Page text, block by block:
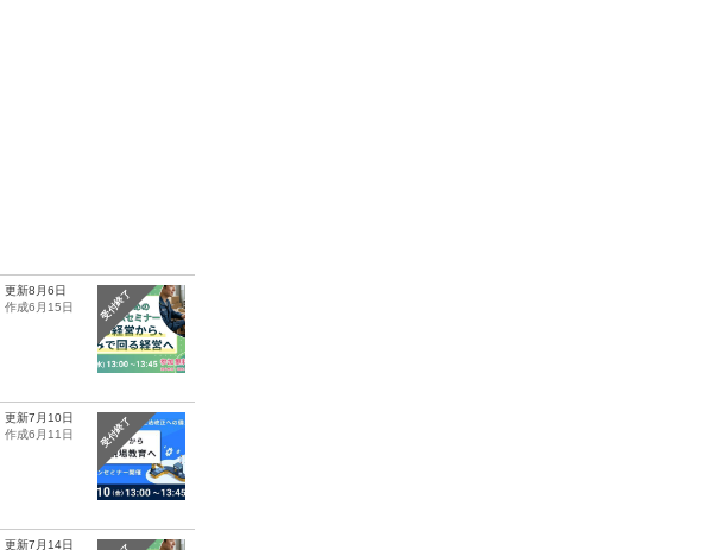
受付終了
更新8月6日
作成6月15日
受付終了
更新7月10日
作成6月11日
更新7月14日